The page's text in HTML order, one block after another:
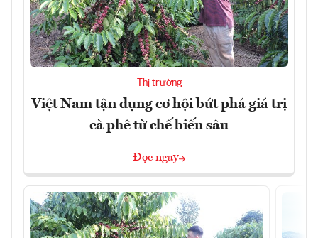
Thị trường
Việt Nam tận dụng cơ hội bứt phá giá trị
cà phê từ chế biến sâu
Đọc ngay